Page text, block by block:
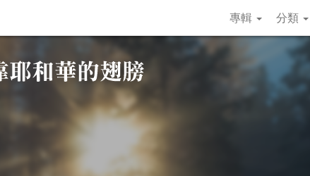
專輯 分類